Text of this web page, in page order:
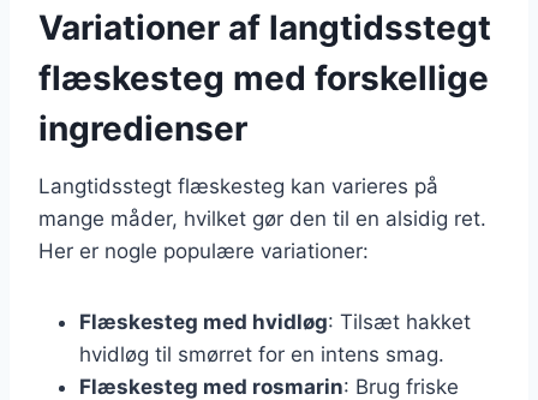
Variationer af langtidsstegt
flæskesteg med forskellige
ingredienser
Langtidsstegt flæskesteg kan varieres på
mange måder, hvilket gør den til en alsidig ret.
Her er nogle populære variationer:
Flæskesteg med hvidløg: Tilsæt hakket
hvidløg til smørret for en intens smag.
Flæskesteg med rosmarin: Brug friske